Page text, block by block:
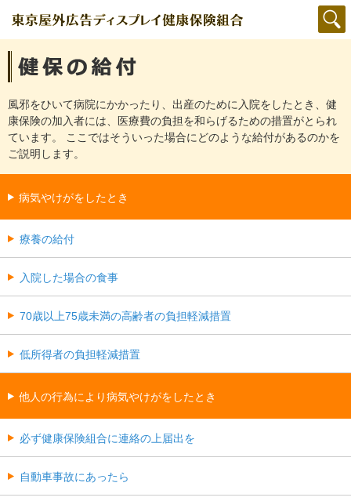
風邪をひいて病院にかかったり、出産のために入院をしたとき、健
康保険の加入者には、医療費の負担を和らげるための措置がとられ
ています。 ここではそういった場合にどのような給付があるのかを
ご説明します。
病気やけがをしたとき
療養の給付
入院した場合の食事
70歳以上75歳未満の高齢者の負担軽減措置
低所得者の負担軽減措置
他人の行為により病気やけがをしたとき
必ず健康保険組合に連絡の上届出を
自動車事故にあったら